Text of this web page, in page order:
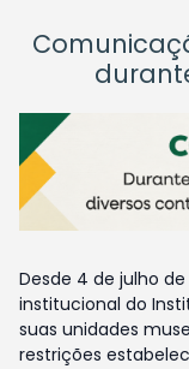
Desde 4 de julho
institucional do
suas unidades
restrições